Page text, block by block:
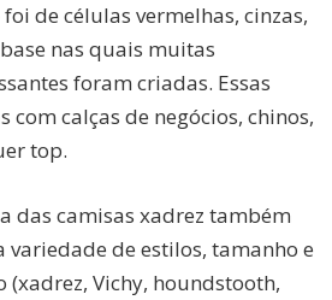
de células vermelhas, cinzas,
nas quais muitas
foram criadas. Essas
com calças de negócios, chinos,
top.
das camisas xadrez também
variedade de estilos, tamanho e
Vichy, houndstooth,